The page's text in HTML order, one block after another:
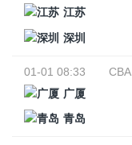
江苏
深圳
01-01 08:33
CBA
广厦
青岛